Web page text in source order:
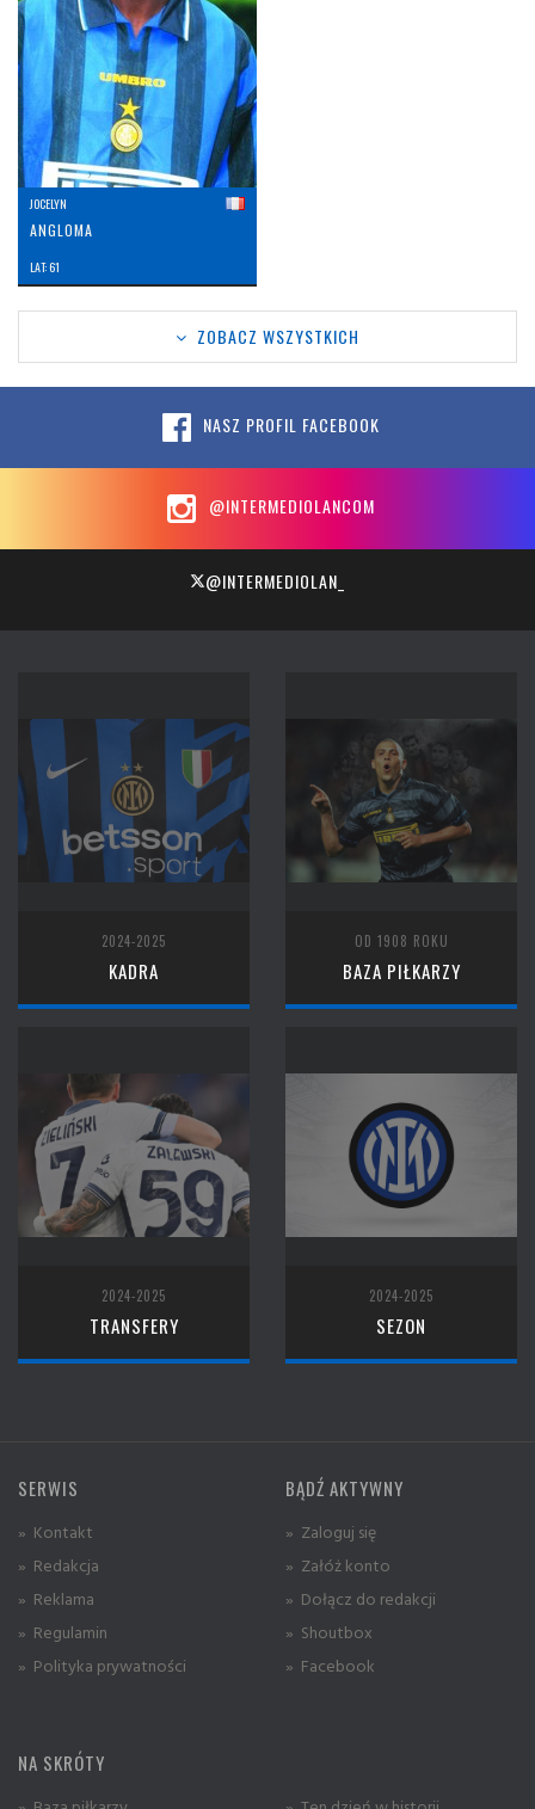
JOCELYN
ANGLOMA
LAT: 61
ZOBACZ WSZYSTKICH
NASZ PROFIL FACEBOOK
@INTERMEDIOLANCOM
@INTERMEDIOLAN_
2024-2025
KADRA
OD 1908 ROKU
BAZA PIŁKARZY
2024-2025
TRANSFERY
2024-2025
SEZON
SERWIS
» Kontakt
» Redakcja
» Reklama
» Regulamin
» Polityka prywatności
BĄDŹ AKTYWNY
» Zaloguj się
» Załóż konto
» Dołącz do redakcji
» Shoutbox
» Facebook
NA SKRÓTY